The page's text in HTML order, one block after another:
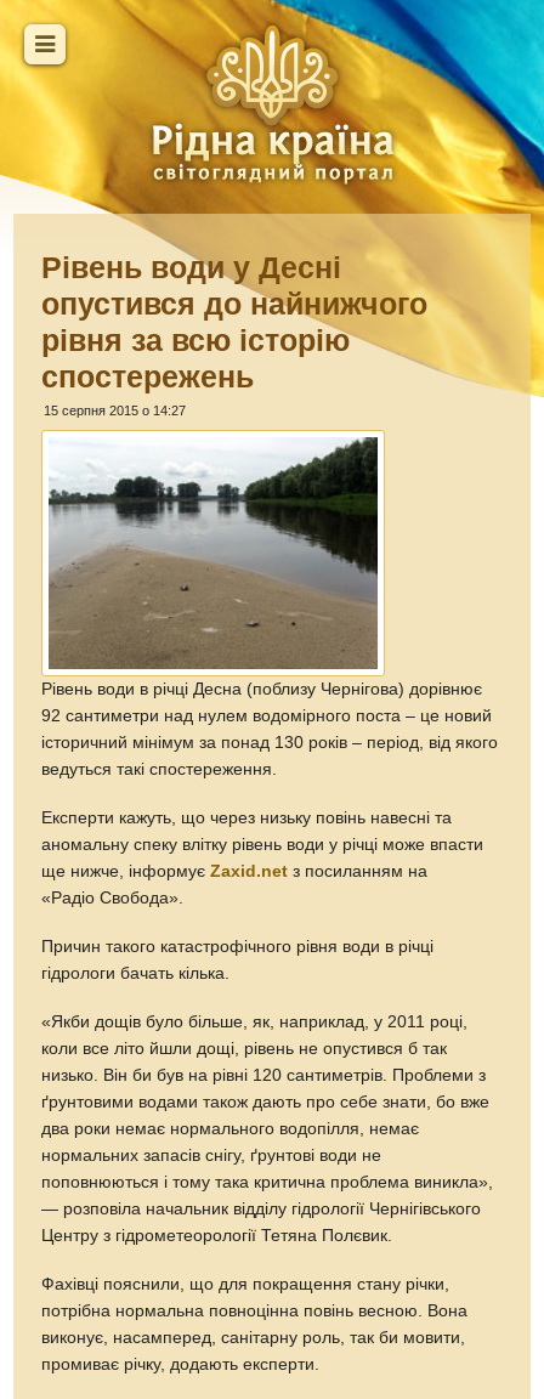
Рівень води у Десні
опустився до найнижчого
рівня за всю історію
спостережень
15 серпня 2015 о 14:27
Рівень води в річці Десна (поблизу Чернігова) дорівнює
92 сантиметри над нулем водомірного поста – це новий
історичний мінімум за понад 130 років – період, від якого
ведуться такі спостереження.
Експерти кажуть, що через низьку повінь навесні та
аномальну спеку влітку рівень води у річці може впасти
ще нижче, інформуєZaxid.net з посиланням на
«Радіо Свобода».
Причин такого катастрофічного рівня води в річці
гідрологи бачать кілька.
«Якби дощів було більше, як, наприклад, у 2011 році,
коли все літо йшли дощі, рівень не опустився б так
низько. Він би був на рівні 120 сантиметрів. Проблеми з
ґрунтовими водами також дають про себе знати, бо вже
два роки немає нормального водопілля, немає
нормальних запасів снігу, ґрунтові води не
поповнюються і тому така критична проблема виникла»,
— розповіла начальник відділу гідрології Чернігівського
Центру з гідрометеорології Тетяна Полєвик.
Фахівці пояснили, що для покращення стану річки,
потрібна нормальна повноцінна повінь весною. Вона
виконує, насамперед, санітарну роль, так би мовити,
промиває річку, додають експерти.